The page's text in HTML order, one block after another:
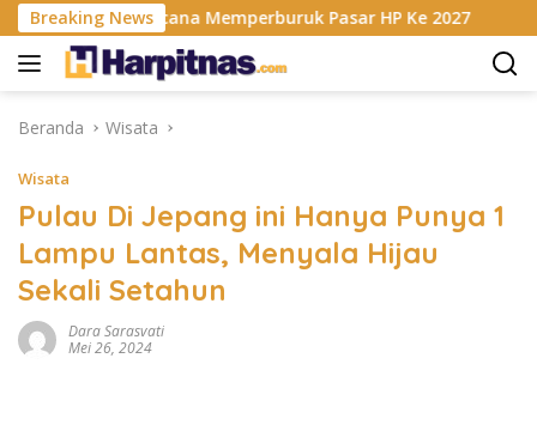
Langsung
ke
konten
Breaking News
RAM Berencana Memperburuk Pasar HP Ke 2027
Beranda Wisata
Wisata
Pulau Di Jepang ini Hanya Punya 1
Lampu Lantas, Menyala Hijau
Sekali Setahun
Dara Sarasvati
Mei 26, 2024